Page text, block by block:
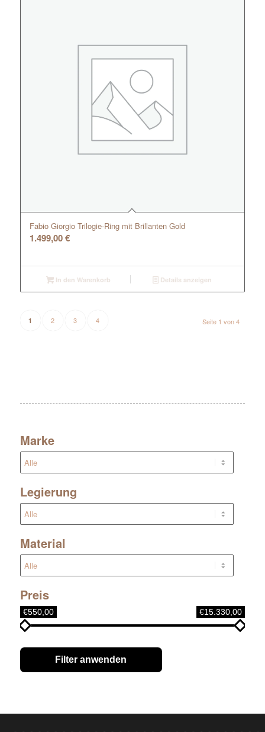
Fabio Giorgio Trilogie-Ring mit Brillanten Gold
1.499,00€
In den Warenkorb Details anzeigen
Seite 1 von 4
1 2 3 4
Marke
Legierung
Material
Preis
€550,00 €15.330,00
Filter anwenden